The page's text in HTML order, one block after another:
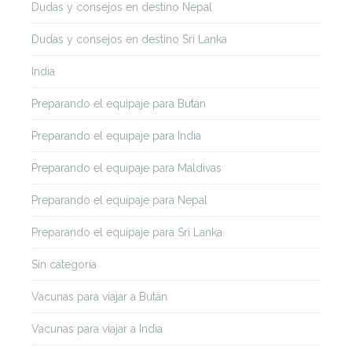
Dudas y consejos en destino Nepal
Dudas y consejos en destino Sri Lanka
India
Preparando el equipaje para Bután
Preparando el equipaje para India
Preparando el equipaje para Maldivas
Preparando el equipaje para Nepal
Preparando el equipaje para Sri Lanka
Sin categoría
Vacunas para viajar a Bután
Vacunas para viajar a India